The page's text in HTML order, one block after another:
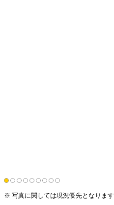
※ 写真に関しては現況優先となります